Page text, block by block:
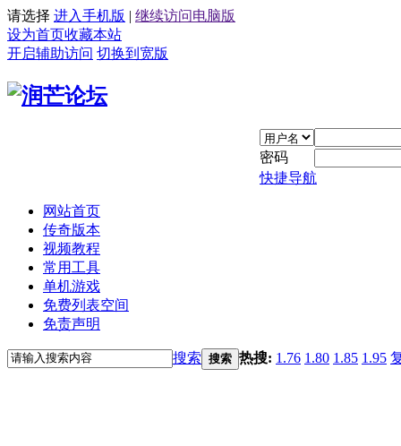
请选择 进入手机版 | 继续访问电脑版
设为首页收藏本站
开启辅助访问 切换到宽版
密码
快捷导航
网站首页
传奇版本
视频教程
常用工具
单机游戏
免费列表空间
免责声明
搜索 搜索 热搜: 1.76 1.80 1.85 1.95